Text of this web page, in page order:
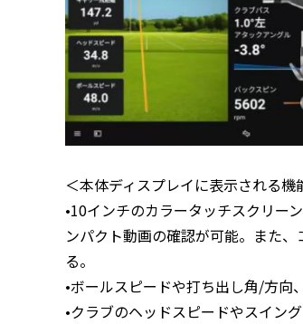
＜本体ディスプレイに表示される機
•10インチのカラータッチスクリー
ンパクト動画の確認が可能。また
る。
•ボールスピードや打ち出し角/方向
•クラブのヘッドスピードやスイン